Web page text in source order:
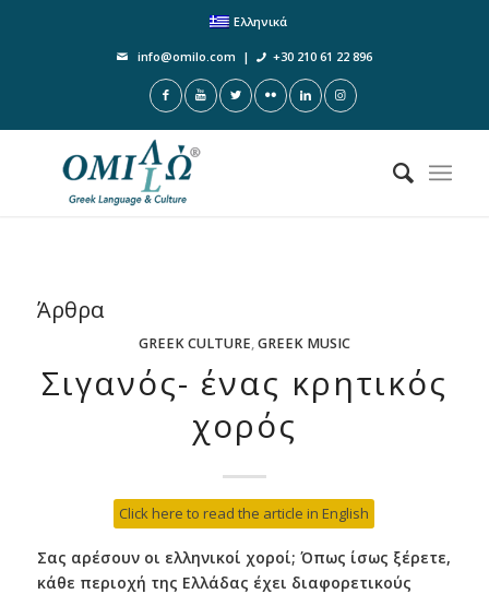
Ελληνικά
info@omilo.com | +30 210 61 22 896
Άρθρα
GREEK CULTURE,GREEK MUSIC
Σιγανός- ένας κρητικός
χορός
Click here to read the article in English
Σας αρέσουν οι ελληνικοί χοροί; Όπως ίσως ξέρετε,
κάθε περιοχή της Ελλάδας έχει διαφορετικούς